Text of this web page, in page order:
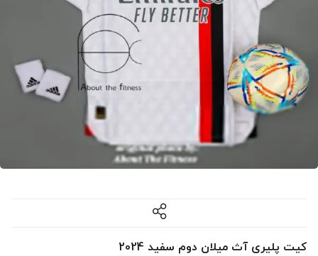
کیت پلیری آث میلان دوم سفید 2024